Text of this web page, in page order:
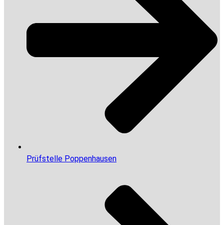
Prüfstelle Poppenhausen